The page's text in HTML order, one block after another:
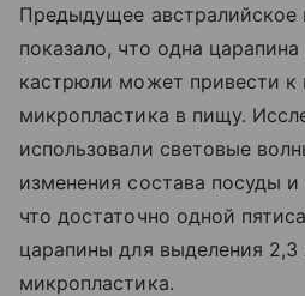
Предыдущее австралийское
показало, что одна
кастрюли может привести к
микропластика в пищу.
использовали световые
изменения состава посуды
что достаточно одной
царапины для выделения
микропластика.